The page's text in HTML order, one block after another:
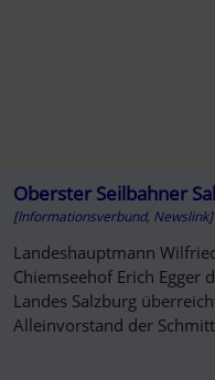
Oberster Seilbahner
[Informationsverbund, Newslink]
Landeshauptmann
Chiemseehof Erich Egger
Landes Salzburg
Alleinvorstand der